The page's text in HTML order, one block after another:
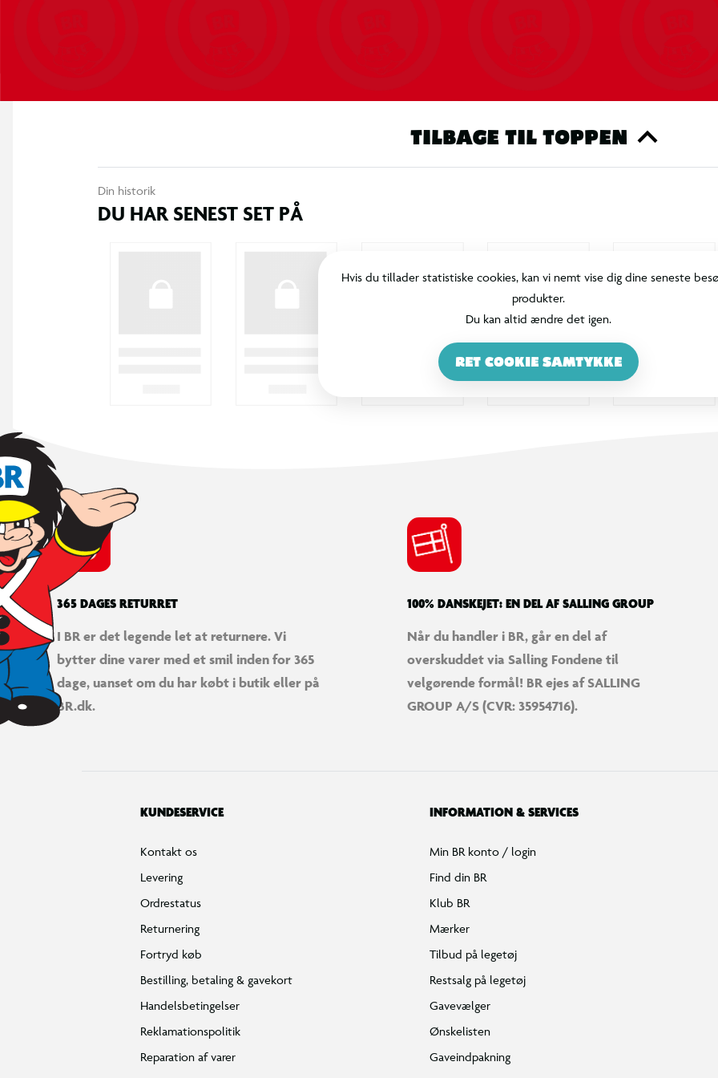
TILBAGE TIL TOPPEN
Din historik
DU HAR SENEST SET PÅ
Hvis du tillader statistiske cookies, kan vi nemt vise dig dine seneste
produkter.
Du kan altid ændre det igen.
RET COOKIE SAMTYKKE
365 DAGES RETURRET
I BR er det legende let at returnere. Vi
bytter dine varer med et smil inden for 365
dage, uanset om du har købt i butik eller på
BR.dk.
100% DANSKEJET: EN DEL AF SALLING GROUP
Når du handler i BR, går en del af
overskuddet via Salling Fondene til
velgørende formål! BR ejes af SALLING
GROUP A/S (CVR: 35954716).
KUNDESERVICE
Kontakt os
Levering
Ordrestatus
Returnering
Fortryd køb
Bestilling, betaling & gavekort
Handelsbetingelser
Reklamationspolitik
Reparation af varer
INFORMATION & SERVICES
Min BR konto / login
Find din BR
Klub BR
Mærker
Tilbud på legetøj
Restsalg på legetøj
Gavevælger
Ønskelisten
Gaveindpakning